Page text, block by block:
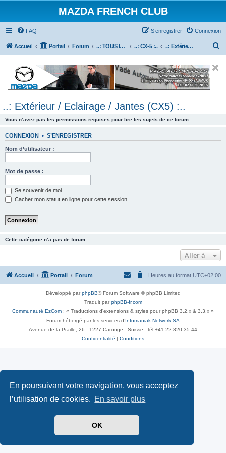
En poursuivant votre navigation, vous acceptez
l’utilisation de cookies. En savoir plus
OK
MAZDA FRENCH CLUB
FAQ Connexion
S’enregistrer
Accueil Portail Forum ..: TOUS les Véhicules MAZDA :.. ..: CX-5 :.. ..: Extérieur / Eclairage / Jantes (CX5) :..
e
..: Extérieur / Eclairage / Jantes (CX5) :..
Vous n’avez pas les permissions requises pour lire les sujets de ce forum.
CONNEXION • S’ENREGISTRER
Nom d’utilisateur :
Mot de passe :
Se souvenir de moi
Cacher mon statut en ligne pour cette session
Cette catégorie n’a pas de forum.
Aller à
Accueil Portail Forum Heures au format UTC+02:00
Développé parphpBB® Forum Software © phpBB Limited
Traduit parphpBB-fr.com
Communauté EzCom : « Traductions d'extensions & styles pour phpBB 3.2.x & 3.3.x »
Forum hébergé par les services d’ Infomaniak Network SA
Avenue de la Praille, 26 - 1227 Carouge - Suisse - tél +41 22 820 35 44
Confidentialité
Conditions